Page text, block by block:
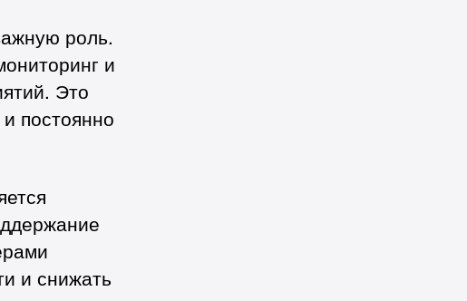
роль.
и
Это
постоянно
и снижать